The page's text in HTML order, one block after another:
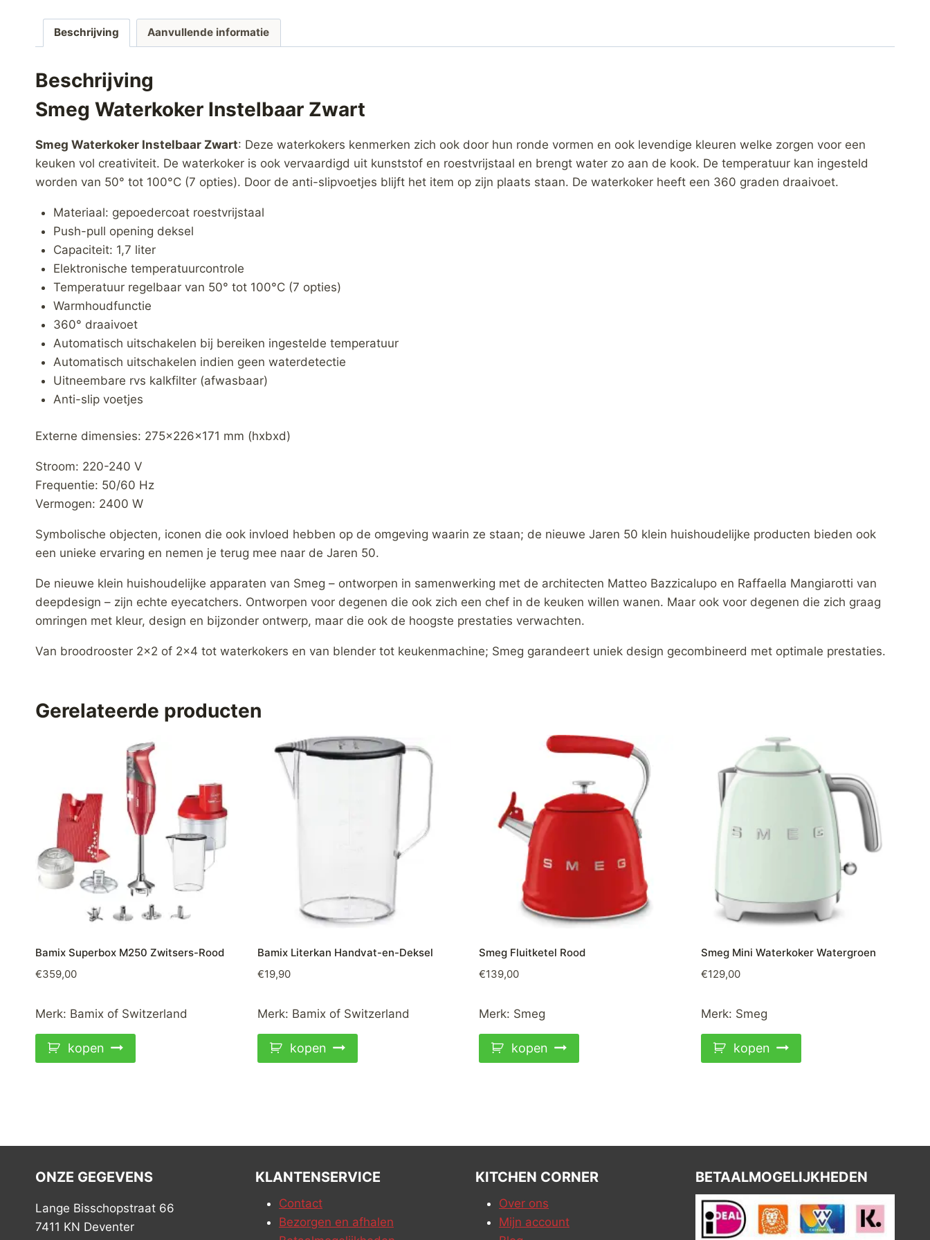
Beschrijving Aanvullende informatie
Beschrijving
Smeg Waterkoker Instelbaar Zwart
Smeg Waterkoker Instelbaar Zwart: Deze waterkokers kenmerken zich ook door hun ronde vormen en ook levendige kleuren welke zorgen voor een
keuken vol creativiteit. De waterkoker is ook vervaardigd uit kunststof en roestvrijstaal en brengt water zo aan de kook. De temperatuur kan ingesteld
worden van 50° tot 100°C (7 opties). Door de anti-slipvoetjes blijft het item op zijn plaats staan. De waterkoker heeft een 360 graden draaivoet.
Materiaal: gepoedercoat roestvrijstaal
Push-pull opening deksel
Capaciteit: 1,7 liter
Elektronische temperatuurcontrole
Temperatuur regelbaar van 50° tot 100°C (7 opties)
Warmhoudfunctie
360° draaivoet
Automatisch uitschakelen bij bereiken ingestelde temperatuur
Automatisch uitschakelen indien geen waterdetectie
Uitneembare rvs kalkfilter (afwasbaar)
Anti-slip voetjes
Externe dimensies: 275x226x171 mm (hxbxd)
Stroom: 220-240 V
Frequentie: 50/60 Hz
Vermogen: 2400 W
Symbolische objecten, iconen die ook invloed hebben op de omgeving waarin ze staan; de nieuwe Jaren 50 klein huishoudelijke producten bieden ook
een unieke ervaring en nemen je terug mee naar de Jaren 50.
De nieuwe klein huishoudelijke apparaten van Smeg – ontworpen in samenwerking met de architecten Matteo Bazzicalupo en Raffaella Mangiarotti van
deepdesign – zijn echte eyecatchers. Ontworpen voor degenen die ook zich een chef in de keuken willen wanen. Maar ook voor degenen die zich graag
omringen met kleur, design en bijzonder ontwerp, maar die ook de hoogste prestaties verwachten.
Van broodrooster 2×2 of 2×4 tot waterkokers en van blender tot keukenmachine; Smeg garandeert uniek design gecombineerd met optimale prestaties.
Gerelateerde producten
Bamix Superbox M250 Zwitsers-Rood
€359,00
Merk: Bamix of Switzerland
kopen
Bamix Literkan Handvat-en-Deksel
€19,90
Merk: Bamix of Switzerland
kopen
Smeg Fluitketel Rood
€139,00
Merk: Smeg
kopen
Smeg Mini Waterkoker Watergroen
€129,00
Merk: Smeg
kopen
ONZE GEGEVENS
Lange Bisschopstraat 66
7411 KN Deventer
KLANTENSERVICE
Contact
Bezorgen en afhalen
KITCHEN CORNER
Over ons
Mijn account
BETAALMOGELIJKHEDEN